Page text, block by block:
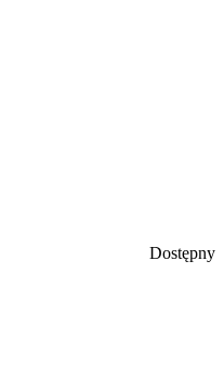
Dostępny